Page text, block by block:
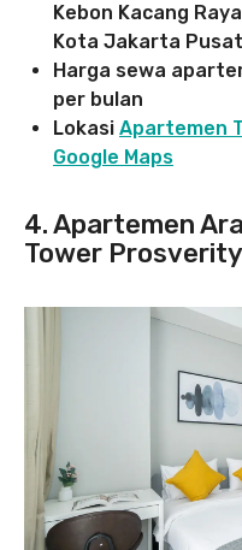
Kebon Kacang
Kota Jakarta Pusat
Harga sewa
per bulan
Lokasi Apartemen
Google Maps
4. Apartemen
Tower Prosverity